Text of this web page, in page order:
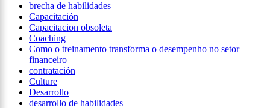
brecha de habilidades
Capacitación
Capacitacion obsoleta
Coaching
Como o treinamento transforma o desempenho no setor
financeiro
contratación
Culture
Desarrollo
desarrollo de habilidades